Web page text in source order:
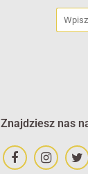
Znajdziesz nas